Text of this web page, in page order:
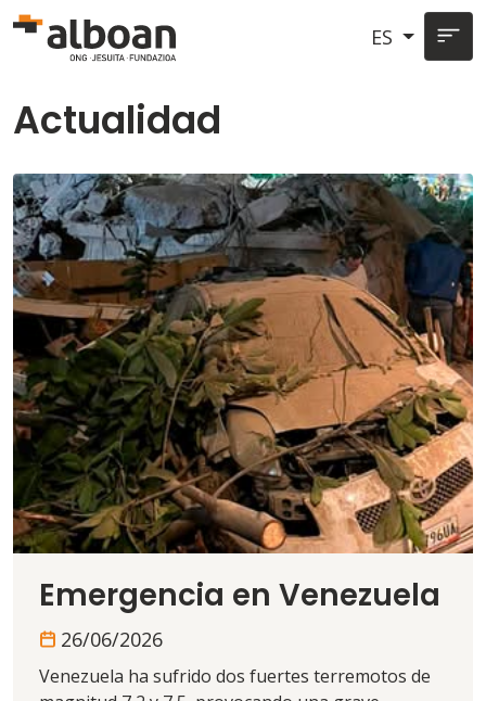
Pasar al contenido principal
ES
Actualidad
Emergencia en Venezuela
26/06/2026
Venezuela ha sufrido dos fuertes terremotos de